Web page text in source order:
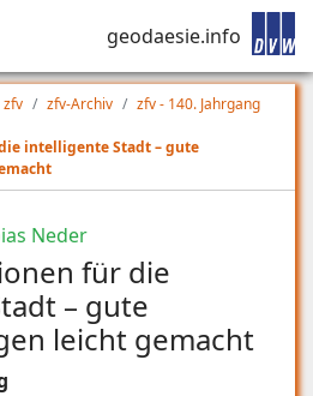
geodaesie.info
zfv zfv-Archiv
zfv - 140. Jahrgang
intelligente Stadt – gute
Neder
für die
– gute
leicht gemacht